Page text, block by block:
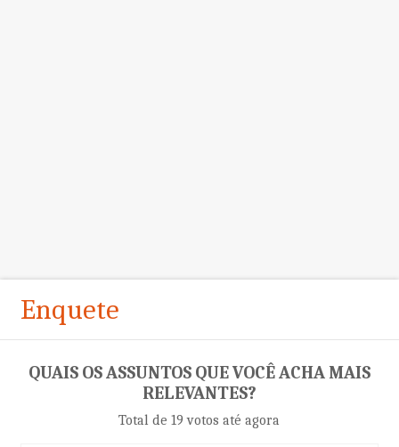
Enquete
QUAIS OS ASSUNTOS QUE VOCÊ ACHA MAIS
RELEVANTES?
Total de 19 votos até agora